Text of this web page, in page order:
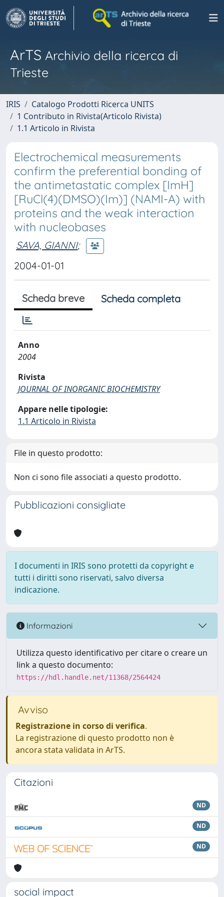
ArTS Archivio della ricerca di
Trieste
IRIS
Catalogo Prodotti Ricerca UNITS
1 Contributo in Rivista(Articolo Rivista)
1.1 Articolo in Rivista
Electrochemical measurements
confirm the preferential bonding of
the antimetastatic complex [ImH]
[RuCl(4)(DMSO)(Im)] (NAMI-A) with
proteins and the weak interaction
with nucleobases
SAVA, GIANNI;
2004-01-01
Scheda breve Scheda completa
Anno
2004
Rivista
JOURNAL OF INORGANIC BIOCHEMISTRY
Appare nelle tipologie:
1.1 Articolo in Rivista
File in questo prodotto:
Non ci sono file associati a questo prodotto.
Pubblicazioni consigliate
I documenti in IRIS sono protetti da copyright e
tutti i diritti sono riservati, salvo diversa
indicazione.
Informazioni
Utilizza questo identificativo per citare o creare un
link a questo documento:
https://hdl.handle.net/11368/2564424
Avviso
Registrazione in corso di verifica.
La registrazione di questo prodotto non è
ancora stata validata in ArTS.
Citazioni
ND
ND
ND
social impact